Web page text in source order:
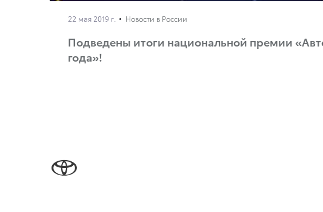
22 мая 2019 г. Новости в России
Подведены итоги национальной премии
года»!